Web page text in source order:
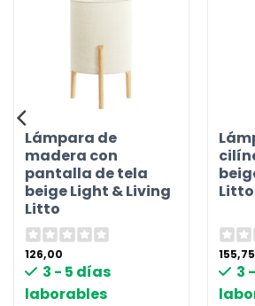
Lámpara de
madera con
pantalla de tela
beige Light & Living
Litto
126,00
3 - 5 días
laborables
Litto
155,75
3